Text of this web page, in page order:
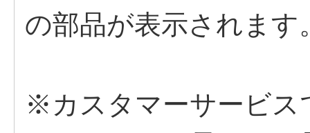
の部品が表示されます
※カスタマーサービス